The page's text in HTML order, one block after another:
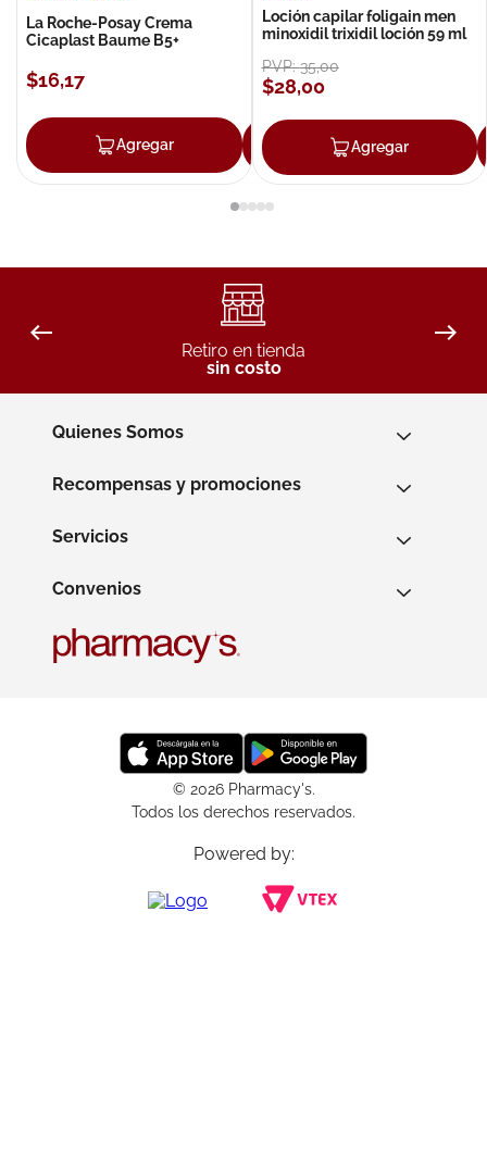
La Roche-Posay Crema
Cicaplast Baume B5+
$16,17
Agregar Agregar
Loción capilar foligain men
minoxidil trixidil loción 59 ml
PVP:35,00
$28,00
Agregar
Retiro en tienda
sin costo
Quienes Somos
Recompensas y promociones
Servicios
Convenios
© 2026 Pharmacy's.
Todos los derechos reservados.
Powered by: